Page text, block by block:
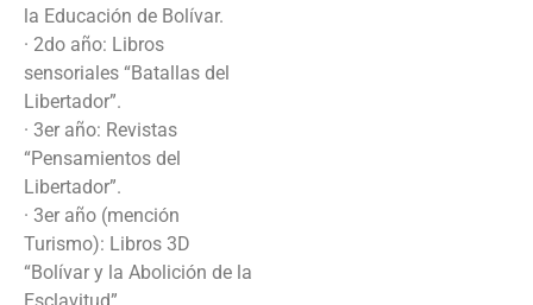
la Educación de Bolívar.
· 2do año: Libros
sensoriales “Batallas del
Libertador”.
· 3er año: Revistas
“Pensamientos del
Libertador”.
· 3er año (mención
Turismo): Libros 3D
“Bolívar y la Abolición de la